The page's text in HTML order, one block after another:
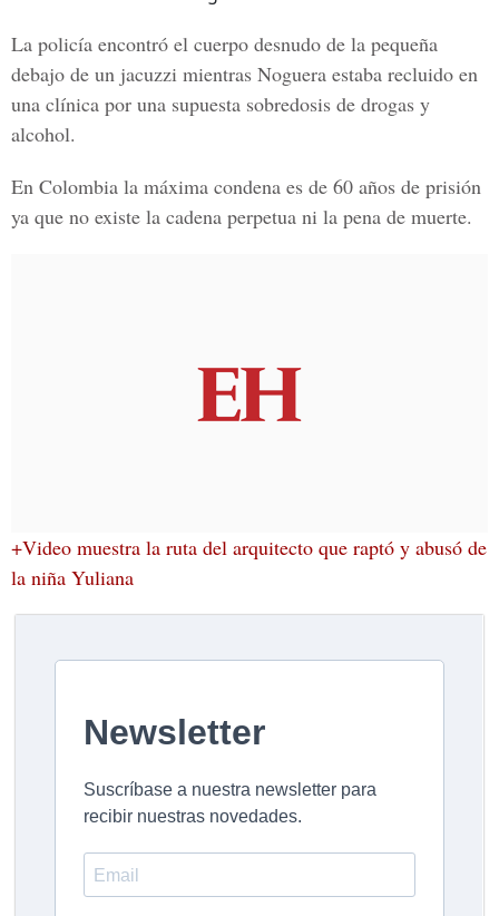
La policía encontró el cuerpo desnudo de la pequeña
debajo de un jacuzzi mientras Noguera estaba recluido en
una clínica por una supuesta sobredosis de drogas y
alcohol.
En Colombia la máxima condena es de 60 años de prisión
ya que no existe la cadena perpetua ni la pena de muerte.
+Video muestra la ruta del arquitecto que raptó y abusó de
la niña Yuliana